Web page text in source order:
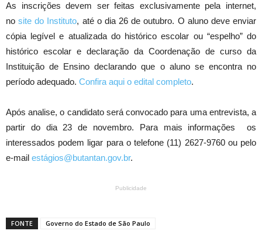
As inscrições devem ser feitas exclusivamente pela internet,
nosite do Instituto, até o dia 26 de outubro. O aluno deve enviar
cópia legível e atualizada do histórico escolar ou “espelho” do
histórico escolar e declaração da Coordenação de curso da
Instituição de Ensino declarando que o aluno se encontra no
período adequado. Confira aqui o edital completo.
Após analise, o candidato será convocado para uma entrevista, a
partir do dia 23 de novembro. Para mais informações os
interessados podem ligar para o telefone (11) 2627-9760 ou pelo
e-mail estágios@butantan.gov.br.
Publicidade
FONTE Governo do Estado de São Paulo